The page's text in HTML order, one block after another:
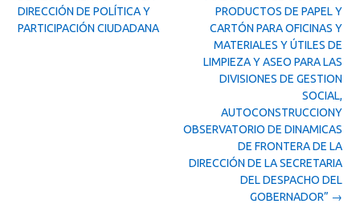
PRODUCTOS DE PAPEL Y
CARTÓN PARA OFICINAS Y
MATERIALES Y ÚTILES DE
LIMPIEZA Y ASEO PARA LAS
DIVISIONES DE GESTION
SOCIAL,
AUTOCONSTRUCCIONY
OBSERVATORIO DE DINAMICAS
DE FRONTERA DE LA
DIRECCIÓN DE LA SECRETARIA
DEL DESPACHO DEL
GOBERNADOR” →
DIRECCIÓN DE POLÍTICA Y
PARTICIPACIÓN CIUDADANA